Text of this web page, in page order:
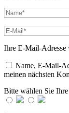
Ihre E-Mail-
Name, E-Mail-
meinen nächsten
Bitte wählen Sie